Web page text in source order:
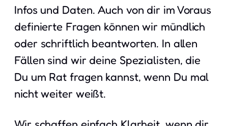
Infos und Daten. Auch von dir im Voraus
definierte Fragen können wir mündlich
oder schriftlich beantworten. In allen
Fällen sind wir deine Spezialisten, die
Du um Rat fragen kannst, wenn Du mal
nicht weiter weißt.